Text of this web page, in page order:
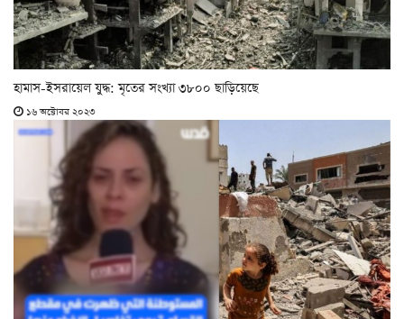
হামাস-ইসরায়েল যুদ্ধ: মৃতের সংখ্যা ৩৮০০ ছাড়িয়েছে
১৬ অক্টোবর ২০২৩